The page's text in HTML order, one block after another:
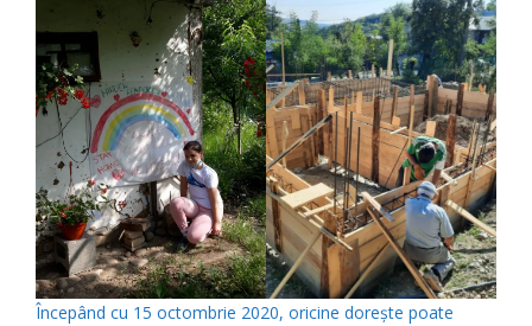
Începând cu 15 octombrie 2020, oricine dorește poate